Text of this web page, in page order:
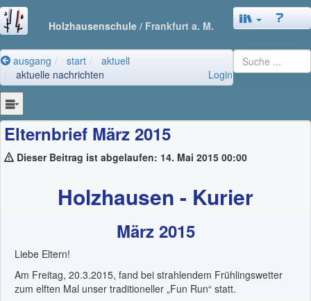
Holzhausenschule / Frankfurt a. M.
ausgang start
aktuell
aktuelle nachrichten
Login
Elternbrief März 2015
Dieser Beitrag ist abgelaufen: 14. Mai 2015 00:00
Holzhausen - Kurier
März 2015
Liebe Eltern!
Am Freitag, 20.3.2015, fand bei strahlendem Frühlingswetter
zum elften Mal unser traditioneller „Fun Run“ statt.